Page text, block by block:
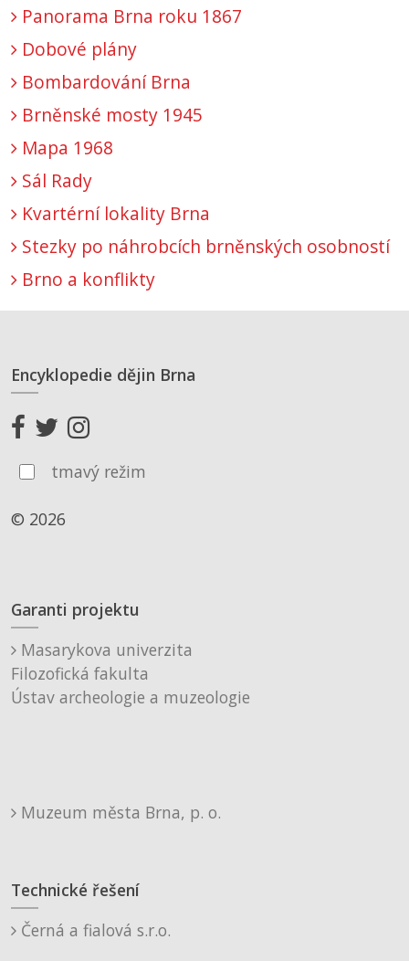
Panorama Brna roku 1867
Dobové plány
Bombardování Brna
Brněnské mosty 1945
Mapa 1968
Sál Rady
Kvartérní lokality Brna
Stezky po náhrobcích brněnských osobností
Brno a konflikty
Encyklopedie dějin Brna
tmavý režim
© 2026
Garanti projektu
Masarykova univerzita
Filozofická fakulta
Ústav archeologie a muzeologie
Muzeum města Brna, p. o.
Technické řešení
Černá a fialová s.r.o.